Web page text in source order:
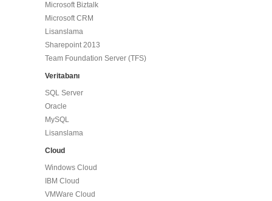
Microsoft Biztalk
Microsoft CRM
Lisanslama
Sharepoint 2013
Team Foundation Server (TFS)
Veritabanı
SQL Server
Oracle
MySQL
Lisanslama
Cloud
Windows Cloud
IBM Cloud
VMWare Cloud